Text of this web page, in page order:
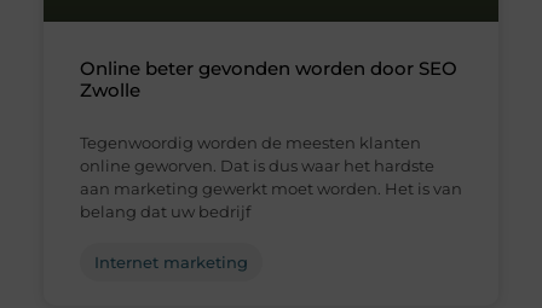
Online beter gevonden worden door SEO
Zwolle
Tegenwoordig worden de meesten klanten
online geworven. Dat is dus waar het hardste
aan marketing gewerkt moet worden. Het is van
belang dat uw bedrijf
Internet marketing